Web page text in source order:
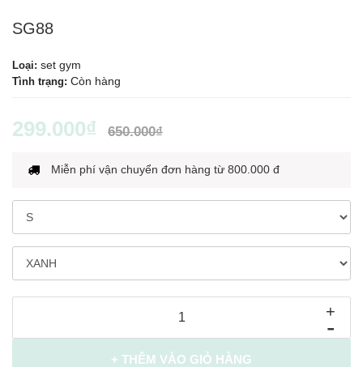
SG88
Loại: set gym
Tình trạng: Còn hàng
299.000₫ 650.000₫
Miễn phí vận chuyển đơn hàng từ 800.000 đ
-
+
+ THÊM VÀO GIỎ HÀNG